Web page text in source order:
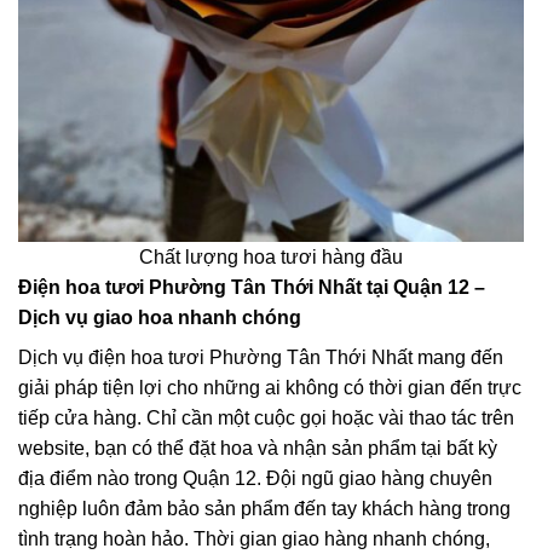
Chất lượng hoa tươi hàng đầu
Điện hoa tươi Phường Tân Thới Nhất tại Quận 12 –
Dịch vụ giao hoa nhanh chóng
Dịch vụ điện hoa tươi Phường Tân Thới Nhất mang đến
giải pháp tiện lợi cho những ai không có thời gian đến trực
tiếp cửa hàng. Chỉ cần một cuộc gọi hoặc vài thao tác trên
website, bạn có thể đặt hoa và nhận sản phẩm tại bất kỳ
địa điểm nào trong Quận 12. Đội ngũ giao hàng chuyên
nghiệp luôn đảm bảo sản phẩm đến tay khách hàng trong
tình trạng hoàn hảo. Thời gian giao hàng nhanh chóng,